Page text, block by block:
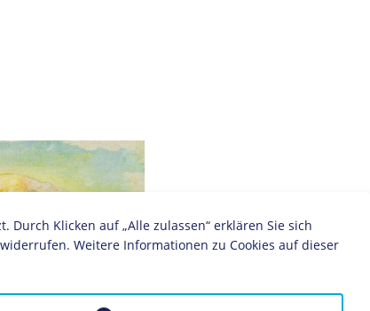
Klicken auf „Alle zulassen“ erklären Sie sich
Weitere Informationen zu Cookies auf dieser